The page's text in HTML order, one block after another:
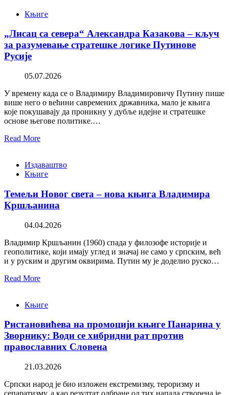
Књиге
„Лисац са севера“ Александра Казакова – кључ
за разумевање стратешке логике Путинове
Русије
05.07.2026
У времену када се о Владимиру Владимировичу Путину пише
више него о већини савремених државника, мало је књига
које покушавају да проникну у дубље идејне и стратешке
основе његове политике.…
Read More
Издаваштво
Књиге
Темељи Новог света – нова књига Владимира
Кршљанина
04.04.2026
Владимир Кршљанин (1960) спада у филозофе историје и
геополитике, који имају углед и значај не само у српским, већ
и у руским и другим оквирима. Путин му је доделио руско…
Read More
Књиге
Ристановићева на промоцији књиге Панарина у
Зворнику: Води се хибридни рат против
православних Словена
21.03.2026
Српски народ је био изложен екстремизму, тероризму и
сепаратизму, а као резултат одбране од тих напада створена је